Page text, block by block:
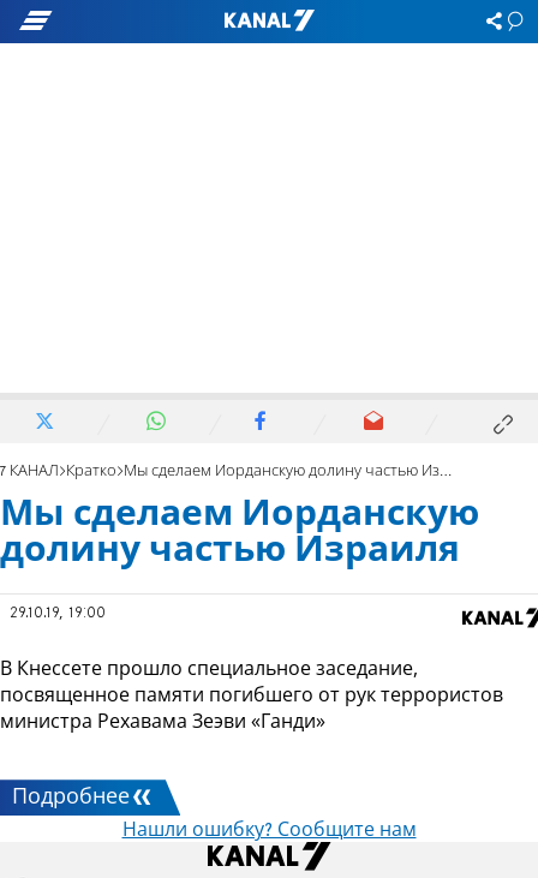
7 КАНАЛ Кратко Мы сделаем Иорданскую долину частью Израиля
Мы сделаем Иорданскую
долину частью Израиля
29.10.19, 19:00
В Кнессете прошло специальное заседание,
посвященное памяти погибшего от рук террористов
министра Рехавама Зеэви «Ганди»
Подробнее
Нашли ошибку? Сообщите нам